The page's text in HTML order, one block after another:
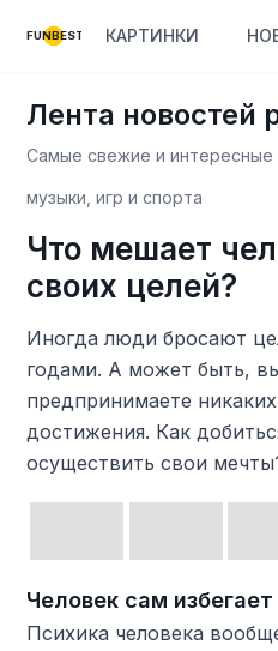
FUNBEST КАРТИНКИ
Лента новостей
Самые свежие и интересные
музыки, игр и спорта
Что мешает
своих целей?
Иногда люди бросают
годами. А может быть,
предпринимаете
достижения. Как
осуществить свои
Человек сам
Психика человека